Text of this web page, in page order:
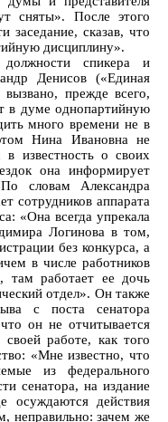
сняты». После этого
заседание, сказав, что
дисциплину».
спикера и
Денисов («Единая
прежде всего,
в думе однопартийную
много времени не в
Нина Ивановна не
в известность о своих
она информирует
словам Александра
сотрудников аппарата
«Она всегда упрекала
Логинова в том,
без конкурса, а
в числе работников
там работает ее дочь
отдел». Он также
с поста сенатора
он не отчитывается
работе, как того
«Мне известно, что
из федерального
сенатора, на издание
осуждаются действия
неправильно: зачем же